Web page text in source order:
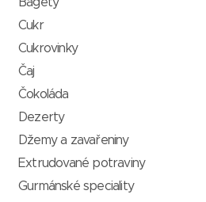
Cukr
Cukrovinky
Čaj
Čokoláda
Dezerty
Džemy a zavařeniny
Extrudované potraviny
Gurmánské speciality